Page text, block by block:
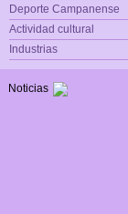
Deporte Campanense
Actividad cultural
Industrias
Noticias